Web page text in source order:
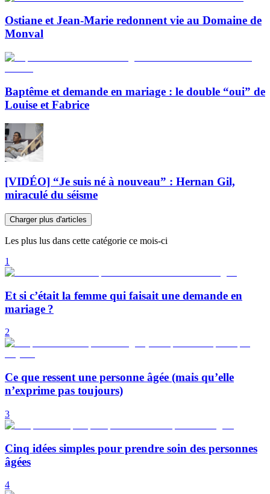
Ostiane et Jean-Marie redonnent vie au Domaine de
Monval
Baptême et demande en mariage : le double “oui” de
Louise et Fabrice
[VIDÉO] “Je suis né à nouveau” : Hernan Gil,
miraculé du séisme
Charger plus d'articles
Les plus lus dans cette catégorie ce mois-ci
1
Et si c’était la femme qui faisait une demande en
mariage ?
2
Ce que ressent une personne âgée (mais qu’elle
n’exprime pas toujours)
3
Cinq idées simples pour prendre soin des personnes
âgées
4